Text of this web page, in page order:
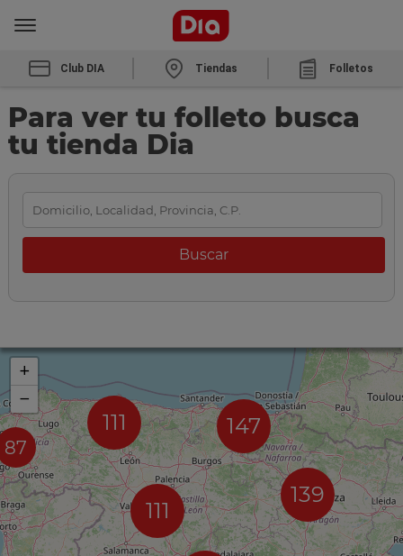
Club DIA Tiendas Folletos
Para ver tu folleto busca
tu tienda Dia
87
111 147
111
139
+
−